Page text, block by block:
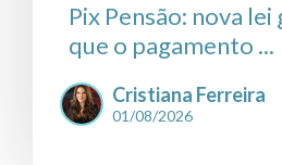
Pix Pensão: nova
que o pagamento ...
Cristiana Ferreira
01/08/2026